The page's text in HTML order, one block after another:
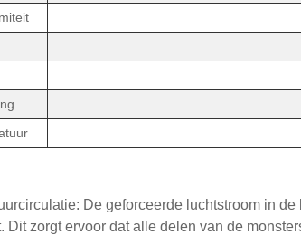
De geforceerde luchtstroom in
Dit zorgt ervoor dat alle delen van de